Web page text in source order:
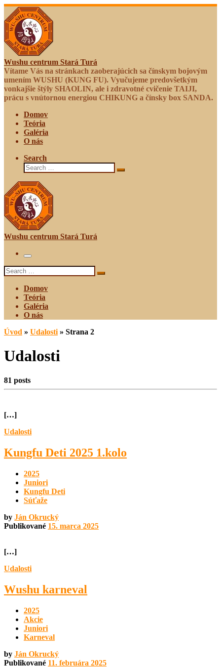
Skip
to
content
Wushu centrum Stará Turá
Vítame Vás na stránkach zaoberajúcich sa čínskym bojovým
umením WUSHU (KUNG FU). Vyučujeme predovšetkým
vonkajšie štýly SHAOLIN, ale i zdravotné cvičenie TAIJI,
prácu s vnútornou energiou CHIKUNG a čínsky box SANDA.
Domov
Teória
Galéria
O nás
Search
Search
Search
Wushu centrum Stará Turá
Menu
Search
Search
Domov
Teória
Galéria
O nás
Úvod » Udalosti » Strana 2
Udalosti
81 posts
[…]
Udalosti
Kungfu Deti 2025 1.kolo
2025
Juniori
Kungfu Deti
Súťaže
by Ján Okrucký
Publikované 15. marca 2025
[…]
Udalosti
Wushu karneval
2025
Akcie
Juniori
Karneval
by Ján Okrucký
Publikované 11. februára 2025